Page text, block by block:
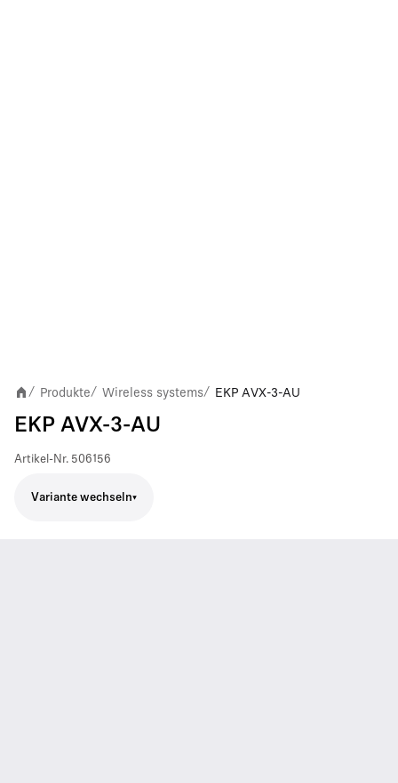
/ Produkte/ Wireless systems/ EKP AVX-3-AU
EKP AVX-3-AU
Artikel-Nr. 506156
Variante wechseln